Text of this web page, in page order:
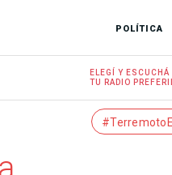
POLÍTICA
ELEGÍ Y ESCUCHÁ
TU RADIO